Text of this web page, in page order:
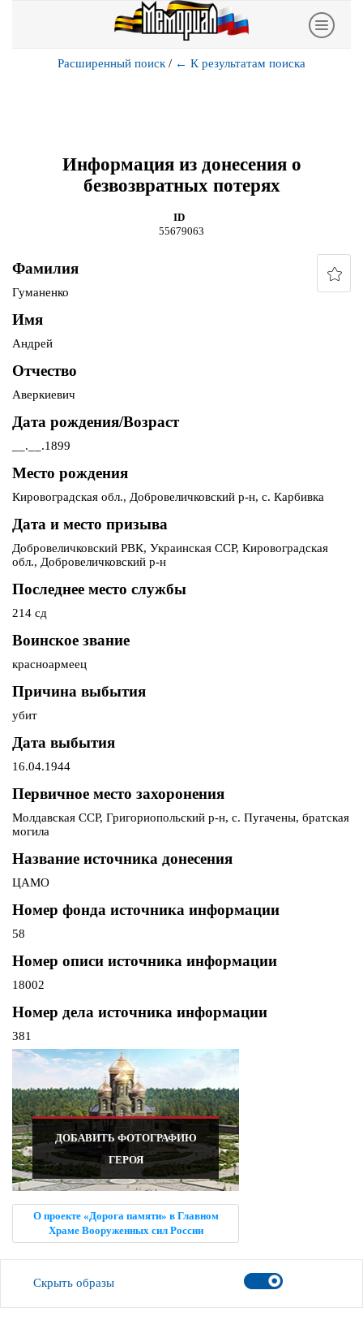
Расширенный поиск / ← К результатам поиска
Информация из донесения о
безвозвратных потерях
ID
55679063
Фамилия
Гуманенко
Имя
Андрей
Отчество
Аверкиевич
Дата рождения/Возраст
__.__.1899
Место рождения
Кировоградская обл., Добровеличковский р-н, с. Карбивка
Дата и место призыва
Добровеличковский РВК, Украинская ССР, Кировоградская
обл., Добровеличковский р-н
Последнее место службы
214 сд
Воинское звание
красноармеец
Причина выбытия
убит
Дата выбытия
16.04.1944
Первичное место захоронения
Молдавская ССР, Григориопольский р-н, с. Пугачены, братская
могила
Название источника донесения
ЦАМО
Номер фонда источника информации
58
Номер описи источника информации
18002
Номер дела источника информации
381
ДОБАВИТЬ ФОТОГРАФИЮ
ГЕРОЯ
О проекте «Дорога памяти» в Главном
Храме Вооруженных сил России
Скрыть образы